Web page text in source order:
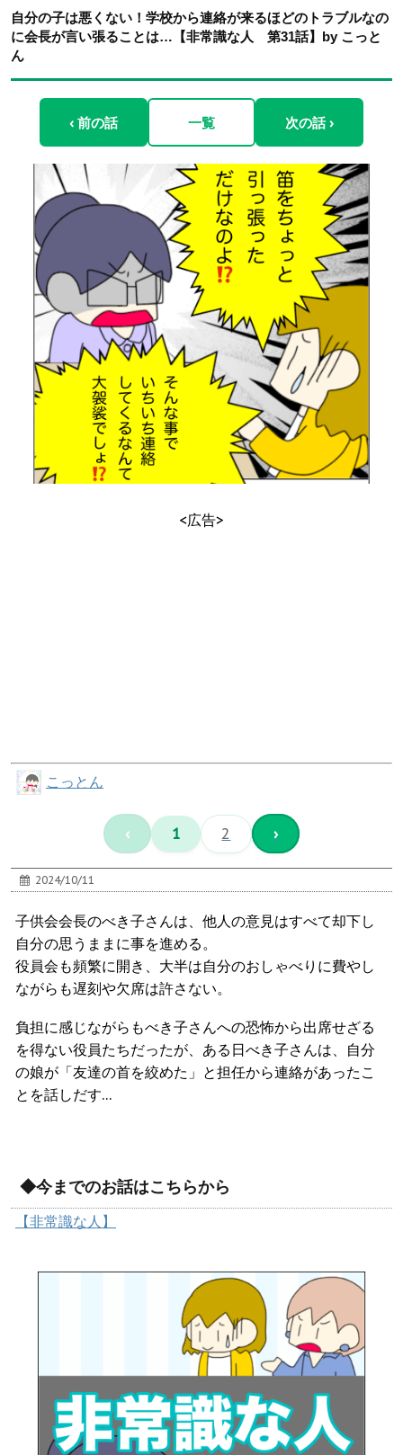
自分の子は悪くない！学校から連絡が来るほどのトラブルなの
に会長が言い張ることは…【非常識な人 第31話】by こっと
ん
‹ 前の話 一覧 次の話 ›
<広告>
こっとん
‹ 1 2 ›
2024/10/11
子供会会長のべき子さんは、他人の意見はすべて却下し
自分の思うままに事を進める。
役員会も頻繁に開き、大半は自分のおしゃべりに費やし
ながらも遅刻や欠席は許さない。
負担に感じながらもべき子さんへの恐怖から出席せざる
を得ない役員たちだったが、ある日べき子さんは、自分
の娘が「友達の首を絞めた」と担任から連絡があったこ
とを話しだす…
◆今までのお話はこちらから
【非常識な人】